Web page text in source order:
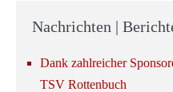
Nachrichten |
Dank zahlreicher
TSV Rottenbuch